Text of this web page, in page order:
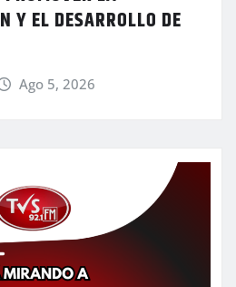
Y EL DESARROLLO DE
Ago 5, 2026